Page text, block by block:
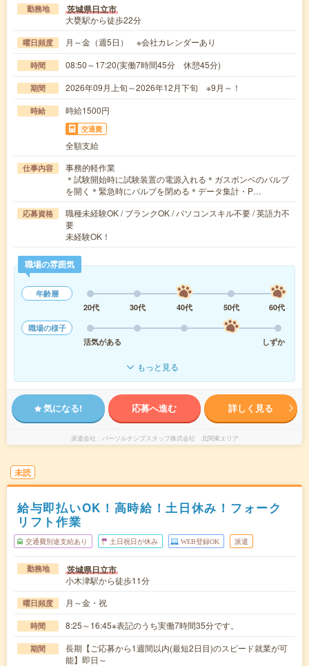
勤務地 茨城県日立市
大甕駅から徒歩22分
曜日頻度 月～金（週5日） ※会社カレンダーあり
時間 08:50～17:20(実働7時間45分 休憩45分)
期間 2026年09月上旬～2026年12月下旬 ※9月～！
時給 時給1500円
交通費
全額支給
仕事内容
事務的軽作業
＊試験開始時に試験装置の電源入れる＊ガスボンベのバルブ
を開く＊緊急時にバルブを閉める＊データ集計・P…
応募資格
職種未経験OK / ブランクOK / パソコンスキル不要 / 英語力不
要
未経験OK！
職場の雰囲気
年齢層
20代
30代 40代 50代
60代
職場の様子
活気がある
しずか
もっと見る
気になる! 応募へ進む 詳しく見る
派遣会社 パーソルテンプスタッフ株式会社 北関東エリア
未読
給与即払いOK！高時給！土日休み！フォーク
リフト作業
交通費別途支給あり 土日祝日が休み WEB登録OK 派遣
勤務地 茨城県日立市
小木津駅から徒歩11分
曜日頻度 月～金・祝
時間 8:25～16:45※表記のうち実働7時間35分です。
期間
長期【ご応募から1週間以内(最短2日目)のスピード就業が可
能】即日～